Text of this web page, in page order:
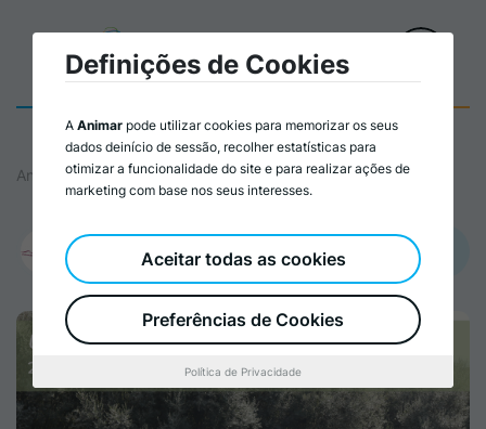
Animar
Promovido por:
ASTA – Associação Sócio Terapêutica de Almeida
Definições de Cookies
A Animar pode utilizar cookies para memorizar os seus
dados deinício de sessão, recolher estatísticas para
otimizar a funcionalidade do site e para realizar ações de
marketing com base nos seus interesses.
Preferências de Cookies
Aceitar todas as cookies
Política de Privacidade